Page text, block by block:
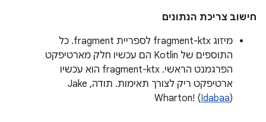
חישוב צריכת הנתונים
מיזוג fragment-ktx לספריית fragment. כל
התוספים של Kotlin הם עכשיו חלק מארטיפקט
הפרגמנט הראשי. fragment-ktx הוא עכשיו
ארטיפקט ריק לצורך תאימות. תודה, Jake
Wharton! (Idabaa)